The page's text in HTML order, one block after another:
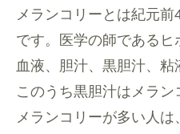
メランコリーとは紀元
です。医学の師であるヒ
血液、胆汁、黒胆汁、粘
このうち黒胆汁はメラン
メランコリーが多い人